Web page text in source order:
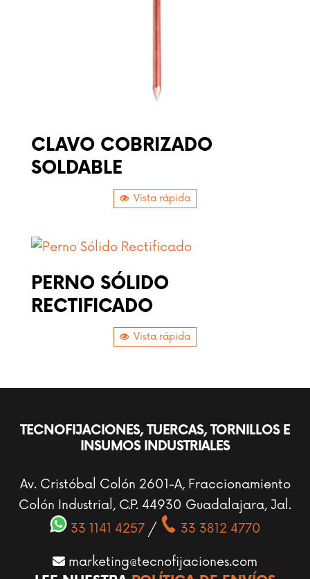
CLAVO COBRIZADO
SOLDABLE
Vista rápida
PERNO SÓLIDO
RECTIFICADO
Vista rápida
TECNOFIJACIONES, TUERCAS, TORNILLOS E
INSUMOS INDUSTRIALES
Av. Cristóbal Colón 2601-A, Fraccionamiento
Colón Industrial, C.P. 44930 Guadalajara, Jal.
33 1141 4257/ 33 3812 4770
marketing@tecnofijaciones.com